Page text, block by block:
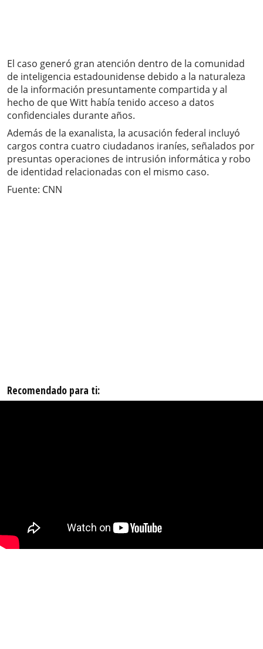
El caso generó gran atención dentro de la comunidad
de inteligencia estadounidense debido a la naturaleza
de la información presuntamente compartida y al
hecho de que Witt había tenido acceso a datos
confidenciales durante años.
Además de la exanalista, la acusación federal incluyó
cargos contra cuatro ciudadanos iraníes, señalados por
presuntas operaciones de intrusión informática y robo
de identidad relacionadas con el mismo caso.
Fuente: CNN
Recomendado para ti: